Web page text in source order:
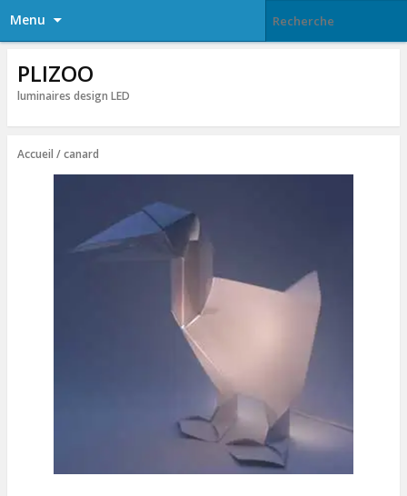
Menu
PLIZOO
luminaires design LED
Accueil / canard